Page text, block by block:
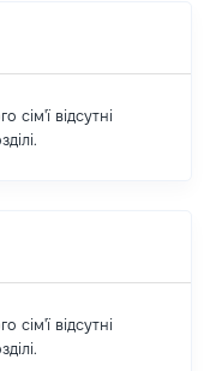
сім'ї відсутні
сім'ї відсутні